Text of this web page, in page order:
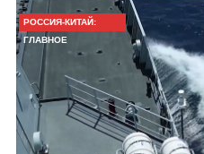
РОССИЯ-КИТАЙ:
ГЛАВНОЕ